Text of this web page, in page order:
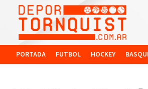
PORTADA FUTBOL HOCKEY